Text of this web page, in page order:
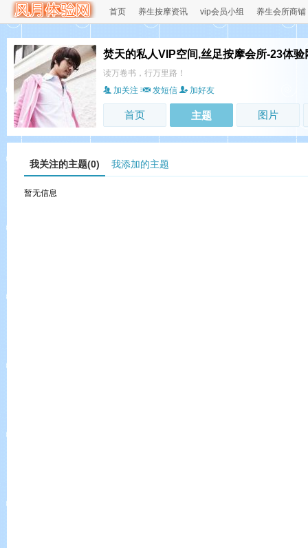
首页 养生按摩资讯 vip会员小组 养生会所商铺
焚天的私人VIP空间,丝足按摩会所-23体验
读万卷书，行万里路！
加关注
发短信 加好友
首页 主题 图片
我关注的主题(0) 我添加的主题
暂无信息